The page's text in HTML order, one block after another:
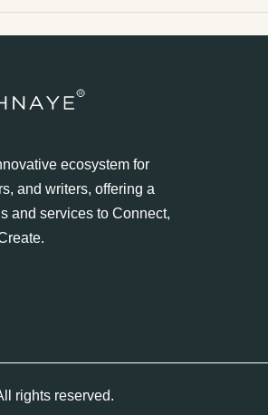
ecosystem for
and writers, offering a
and services to Connect,
rights reserved.